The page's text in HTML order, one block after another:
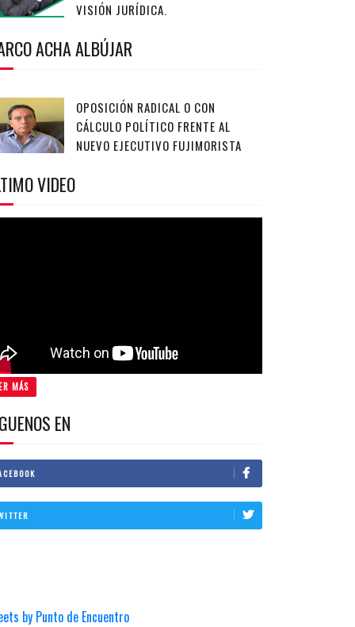
VISIÓN JURÍDICA.
ACHA ALBÚJAR
OPOSICIÓN RADICAL O CON
CÁLCULO POLÍTICO FRENTE AL
NUEVO EJECUTIVO FUJIMORISTA
VIDEO
MÁS
EN
by Punto de Encuentro